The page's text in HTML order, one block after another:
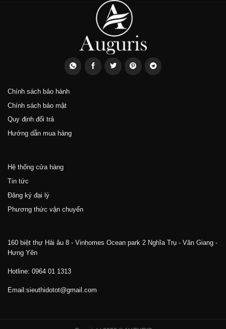
Chính sách bảo hành
Chính sách bảo mật
Quy định đổi trả
Hướng dẫn mua hàng
Hệ thống cửa hàng
Tin tức
Đăng ký đại lý
Phương thức vận chuyển
160 biệt thự Hải âu 8 - Vinhomes Ocean park 2 Nghĩa Trụ - Văn Giang -
Hưng Yên
Hotline: 0964 01 1313
Email:sieuthidotot@gmail.com